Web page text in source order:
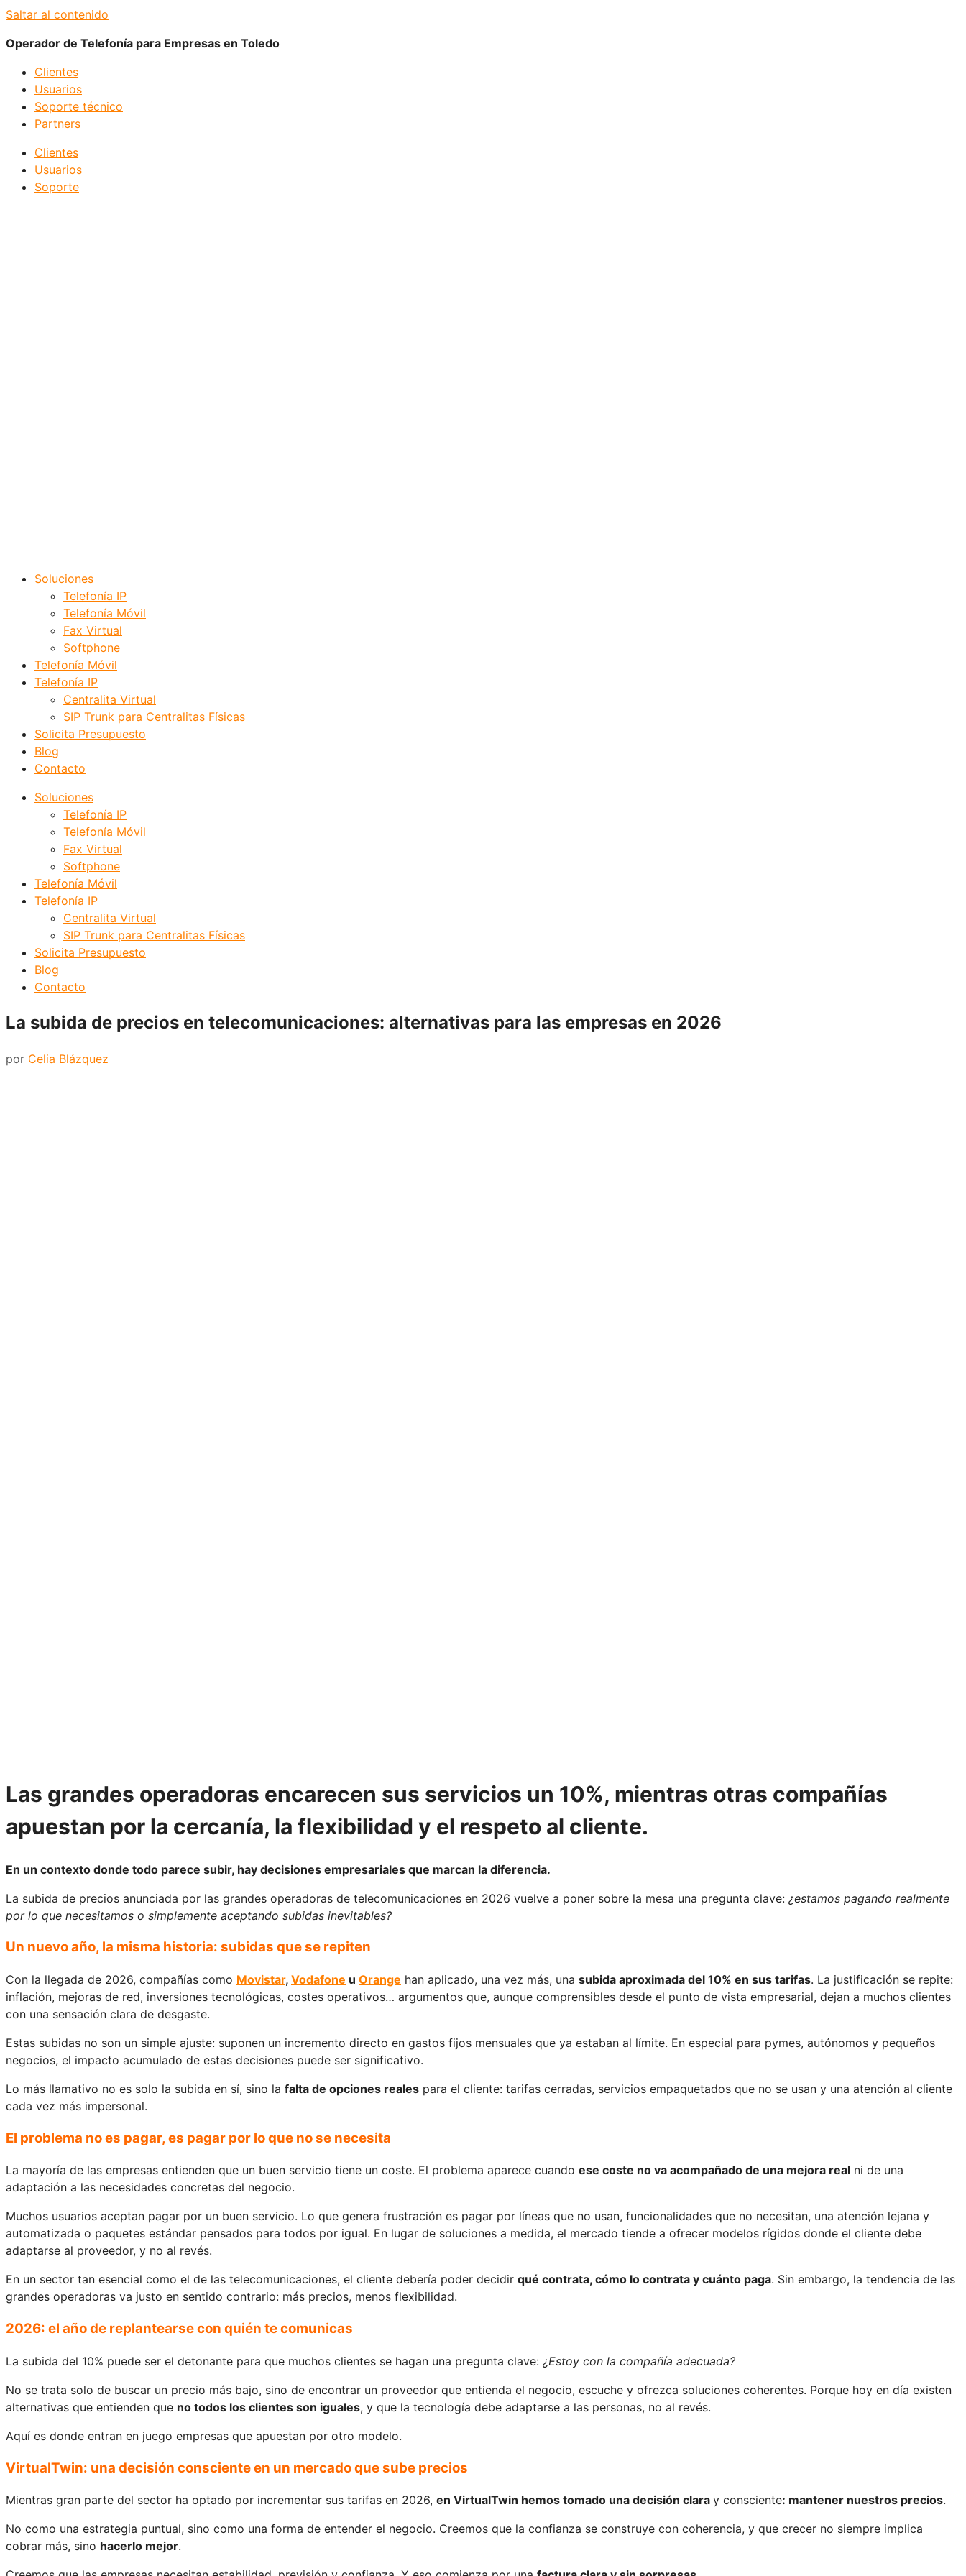
Saltar al contenido
Operador de Telefonía para Empresas en Toledo
Clientes
Usuarios
Soporte técnico
Partners
Clientes
Usuarios
Soporte
Soluciones
Telefonía IP
Telefonía Móvil
Fax Virtual
Softphone
Telefonía Móvil
Telefonía IP
Centralita Virtual
SIP Trunk para Centralitas Físicas
Solicita Presupuesto
Blog
Contacto
Soluciones
Telefonía IP
Telefonía Móvil
Fax Virtual
Softphone
Telefonía Móvil
Telefonía IP
Centralita Virtual
SIP Trunk para Centralitas Físicas
Solicita Presupuesto
Blog
Contacto
La subida de precios en telecomunicaciones: alternativas para las empresas en 2026
por Celia Blázquez
Las grandes operadoras encarecen sus servicios un 10%, mientras otras compañías
apuestan por la cercanía, la flexibilidad y el respeto al cliente.
En un contexto donde todo parece subir, hay decisiones empresariales que marcan la diferencia.
La subida de precios anunciada por las grandes operadoras de telecomunicaciones en 2026 vuelve a poner sobre la mesa una pregunta clave: ¿estamos pagando realmente
por lo que necesitamos o simplemente aceptando subidas inevitables?
Un nuevo año, la misma historia: subidas que se repiten
Con la llegada de 2026, compañías como Movistar, Vodafone u Orange han aplicado, una vez más, una subida aproximada del 10% en sus tarifas. La justificación se repite:
inflación, mejoras de red, inversiones tecnológicas, costes operativos… argumentos que, aunque comprensibles desde el punto de vista empresarial, dejan a muchos clientes
con una sensación clara de desgaste.
Estas subidas no son un simple ajuste: suponen un incremento directo en gastos fijos mensuales que ya estaban al límite. En especial para pymes, autónomos y pequeños
negocios, el impacto acumulado de estas decisiones puede ser significativo.
Lo más llamativo no es solo la subida en sí, sino la falta de opciones reales para el cliente: tarifas cerradas, servicios empaquetados que no se usan y una atención al cliente
cada vez más impersonal.
El problema no es pagar, es pagar por lo que no se necesita
La mayoría de las empresas entienden que un buen servicio tiene un coste. El problema aparece cuando ese coste no va acompañado de una mejora real ni de una
adaptación a las necesidades concretas del negocio.
Muchos usuarios aceptan pagar por un buen servicio. Lo que genera frustración es pagar por líneas que no usan, funcionalidades que no necesitan, una atención lejana y
automatizada o paquetes estándar pensados para todos por igual. En lugar de soluciones a medida, el mercado tiende a ofrecer modelos rígidos donde el cliente debe
adaptarse al proveedor, y no al revés.
En un sector tan esencial como el de las telecomunicaciones, el cliente debería poder decidir qué contrata, cómo lo contrata y cuánto paga. Sin embargo, la tendencia de las
grandes operadoras va justo en sentido contrario: más precios, menos flexibilidad.
2026: el año de replantearse con quién te comunicas
La subida del 10% puede ser el detonante para que muchos clientes se hagan una pregunta clave: ¿Estoy con la compañía adecuada?
No se trata solo de buscar un precio más bajo, sino de encontrar un proveedor que entienda el negocio, escuche y ofrezca soluciones coherentes. Porque hoy en día existen
alternativas que entienden que no todos los clientes son iguales, y que la tecnología debe adaptarse a las personas, no al revés.
Aquí es donde entran en juego empresas que apuestan por otro modelo.
VirtualTwin: una decisión consciente en un mercado que sube precios
Mientras gran parte del sector ha optado por incrementar sus tarifas en 2026, en VirtualTwin hemos tomado una decisión clara y consciente: mantener nuestros precios.
No como una estrategia puntual, sino como una forma de entender el negocio. Creemos que la confianza se construye con coherencia, y que crecer no siempre implica
cobrar más, sino hacerlo mejor.